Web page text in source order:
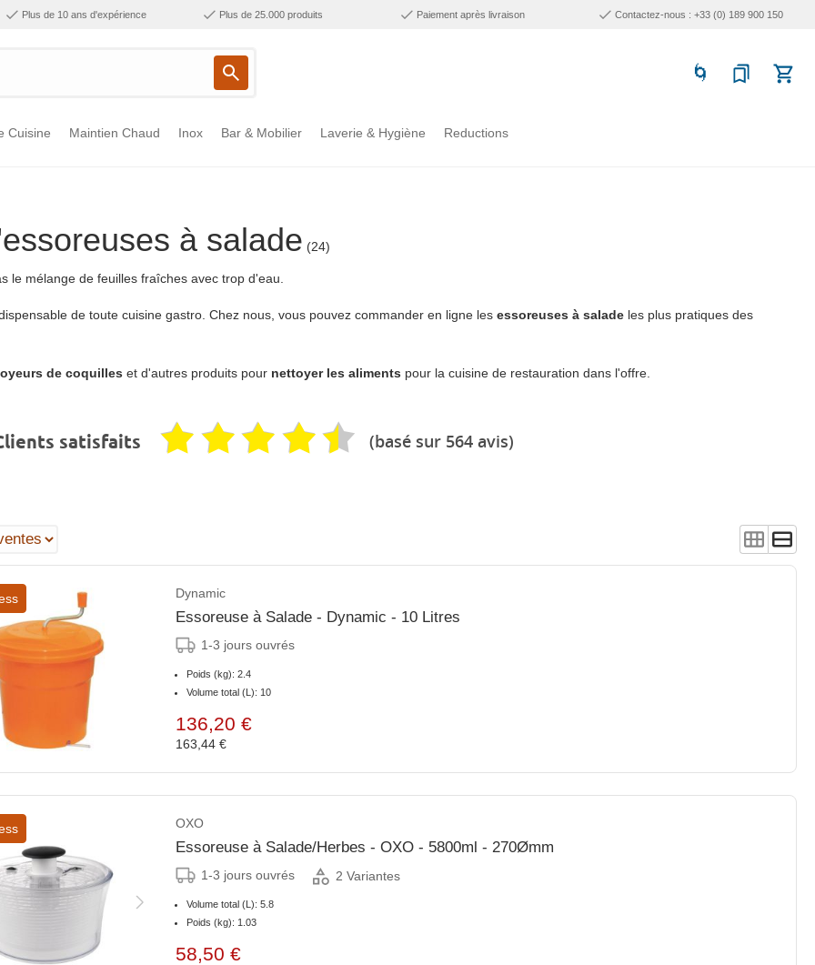
Plus de 10 ans d'expérience Plus de 25.000 produits Paiement après livraison Contactez-nous : +33 (0) 189 900 150
Cuisine Maintien Chaud Inox Bar & Mobilier Laverie & Hygiène Reductions
à salade (24)
le mélange de feuilles fraîches avec trop d'eau.
de toute cuisine gastro. Chez nous, vous pouvez commander en ligne les essoreuses à salade les plus pratiques des
de coquilles et d'autres produits pour nettoyer les aliments pour la cuisine de restauration dans l'offre.
satisfaits (basé sur 564 avis)
Dynamic
Essoreuse à Salade - Dynamic - 10 Litres
1-3 jours ouvrés
Poids (kg): 2.4
Volume total (L): 10
136,20 €
163,44 €
OXO
Essoreuse à Salade/Herbes - OXO - 5800ml - 270Ømm
1-3 jours ouvrés 2 Variantes
Volume total (L): 5.8
Poids (kg): 1.03
58,50 €